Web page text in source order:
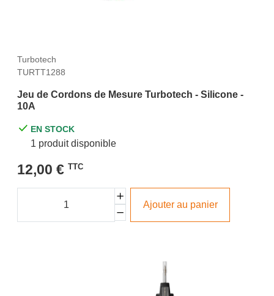
Turbotech
TURTT1288
Jeu de Cordons de Mesure Turbotech - Silicone -
10A
EN STOCK
1 produit disponible
12,00 € TTC
Ajouter au panier